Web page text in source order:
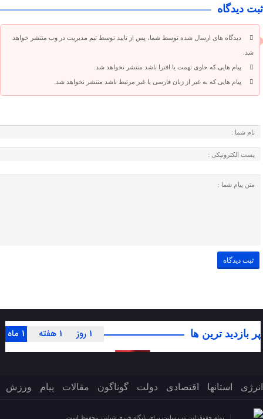
ثبت دیدگاه
دیدگاه های ارسال شده توسط شما، پس از تایید توسط تیم مدیریت در وب منتشر خواهد
شد.
پیام هایی که حاوی تهمت یا افترا باشد منتشر نخواهد شد.
پیام هایی که به غیر از زبان فارسی یا غیر مرتبط باشد منتشر نخواهد شد.
پر بازدید ترین ها 1 ماه 1 هفته 1 روز
انرژی استانها اقتصادی دولت گوناگون مقالات پیام ورزش
تمام حقوق این وب سایت برای پایگاه خبری شباویز محفوظ است.